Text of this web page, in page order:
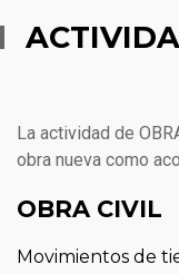
La actividad de
obra nueva como
OBRA CIVIL
Movimientos de